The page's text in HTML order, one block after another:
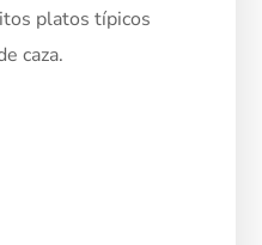
platos típicos
caza.